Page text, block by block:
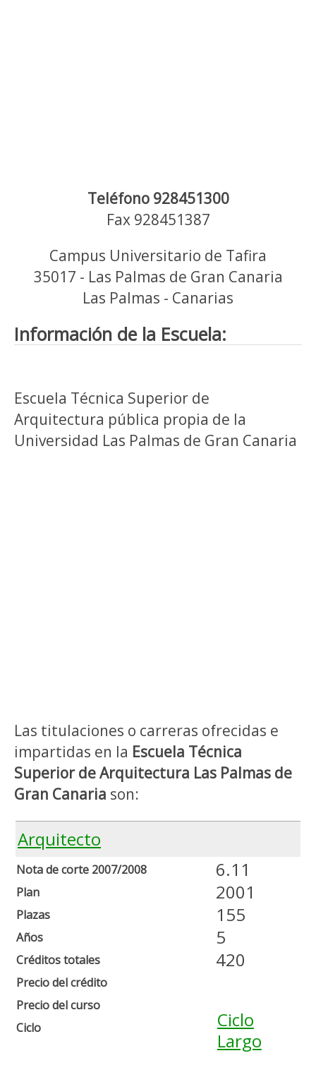
Teléfono 928451300
Fax 928451387
Campus Universitario de Tafira
35017 - Las Palmas de Gran Canaria
Las Palmas - Canarias
Información de la Escuela:
Escuela Técnica Superior de
Arquitectura pública propia de la
Universidad Las Palmas de Gran Canaria
Las titulaciones o carreras ofrecidas e
impartidas en la Escuela Técnica
Superior de Arquitectura Las Palmas de
Gran Canaria son:
Arquitecto
Nota de corte 2007/2008
Plan
Plazas
Años
Créditos totales
Precio del crédito
Precio del curso
Ciclo
6.11
2001
155
5
420
Ciclo
Largo